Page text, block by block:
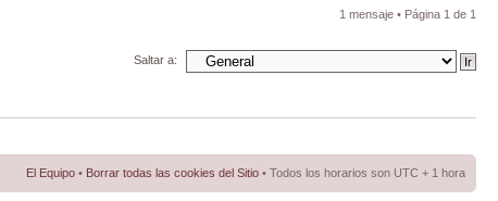
1 mensaje • Página 1 de 1
Saltar a:
El Equipo • Borrar todas las cookies del Sitio • Todos los horarios son UTC + 1 hora